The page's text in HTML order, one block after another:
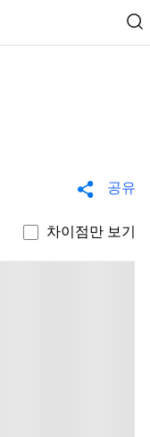
공유
차이점만 보기